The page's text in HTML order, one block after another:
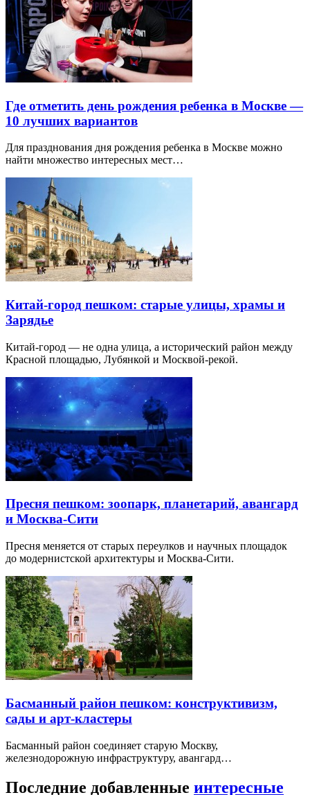
Где отметить день рождения ребенка в Москве —
10 лучших вариантов
Для празднования дня рождения ребенка в Москве можно
найти множество интересных мест…
Китай-город пешком: старые улицы, храмы и
Зарядье
Китай-город — не одна улица, а исторический район между
Красной площадью, Лубянкой и Москвой-рекой.
Пресня пешком: зоопарк, планетарий, авангард
и Москва-Сити
Пресня меняется от старых переулков и научных площадок
до модернистской архитектуры и Москва-Сити.
Басманный район пешком: конструктивизм,
сады и арт-кластеры
Басманный район соединяет старую Москву,
железнодорожную инфраструктуру, авангард…
Последние добавленные интересные